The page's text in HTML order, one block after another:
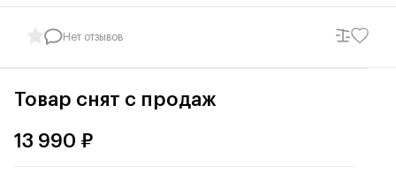
Нет отзывов
Товар снят с продаж
13 990 ₽